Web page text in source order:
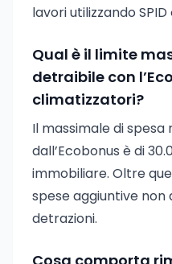
lavori utilizzando
Qual è il limite
detraibile con
climatizzatori?
Il massimale di spesa
dall’Ecobonus è di
immobiliare. Oltre
spese aggiuntive
detrazioni.